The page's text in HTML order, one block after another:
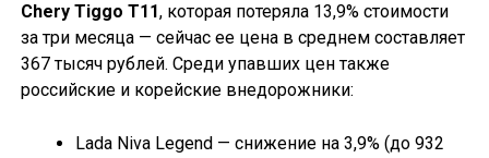
Chery Tiggo T11, которая потеряла 13,9% стоимости
за три месяца — сейчас ее цена в среднем составляет
367 тысяч рублей. Среди упавших цен также
российские и корейские внедорожники:
Lada Niva Legend — снижение на 3,9% (до 932